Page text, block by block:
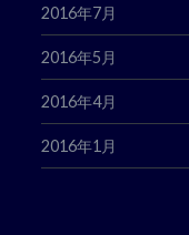
2016年7月
2016年5月
2016年4月
2016年1月